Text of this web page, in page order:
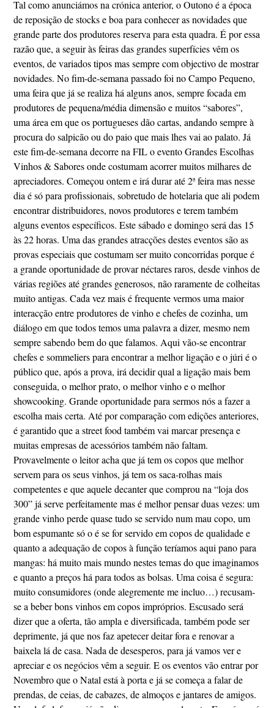
Tal como anunciámos na crónica anterior, o Outono é a época
de reposição de stocks e boa para conhecer as novidades que
grande parte dos produtores reserva para esta quadra. É por essa
razão que, a seguir às feiras das grandes superfícies vêm os
eventos, de variados tipos mas sempre com objectivo de mostrar
novidades. No fim-de-semana passado foi no Campo Pequeno,
uma feira que já se realiza há alguns anos, sempre focada em
produtores de pequena/média dimensão e muitos “sabores”,
uma área em que os portugueses dão cartas, andando sempre à
procura do salpicão ou do paio que mais lhes vai ao palato. Já
este fim-de-semana decorre na FIL o evento Grandes Escolhas
Vinhos & Sabores onde costumam acorrer muitos milhares de
apreciadores. Começou ontem e irá durar até 2ª feira mas nesse
dia é só para profissionais, sobretudo de hotelaria que ali podem
encontrar distribuidores, novos produtores e terem também
alguns eventos específicos. Este sábado e domingo será das 15
às 22 horas. Uma das grandes atracções destes eventos são as
provas especiais que costumam ser muito concorridas porque é
a grande oportunidade de provar néctares raros, desde vinhos de
várias regiões até grandes generosos, não raramente de colheitas
muito antigas. Cada vez mais é frequente vermos uma maior
interacção entre produtores de vinho e chefes de cozinha, um
diálogo em que todos temos uma palavra a dizer, mesmo nem
sempre sabendo bem do que falamos. Aqui vão-se encontrar
chefes e sommeliers para encontrar a melhor ligação e o júri é o
público que, após a prova, irá decidir qual a ligação mais bem
conseguida, o melhor prato, o melhor vinho e o melhor
showcooking. Grande oportunidade para sermos nós a fazer a
escolha mais certa. Até por comparação com edições anteriores,
é garantido que a street food também vai marcar presença e
muitas empresas de acessórios também não faltam.
Provavelmente o leitor acha que já tem os copos que melhor
servem para os seus vinhos, já tem os saca-rolhas mais
competentes e que aquele decanter que comprou na “loja dos
300” já serve perfeitamente mas é melhor pensar duas vezes: um
grande vinho perde quase tudo se servido num mau copo, um
bom espumante só o é se for servido em copos de qualidade e
quanto a adequação de copos à função teríamos aqui pano para
mangas: há muito mais mundo nestes temas do que imaginamos
e quanto a preços há para todos as bolsas. Uma coisa é segura:
muito consumidores (onde alegremente me incluo…) recusam-
se a beber bons vinhos em copos impróprios. Escusado será
dizer que a oferta, tão ampla e diversificada, também pode ser
deprimente, já que nos faz apetecer deitar fora e renovar a
baixela lá de casa. Nada de desesperos, para já vamos ver e
apreciar e os negócios vêm a seguir. E os eventos vão entrar por
Novembro que o Natal está à porta e já se começa a falar de
prendas, de ceias, de cabazes, de almoços e jantares de amigos.